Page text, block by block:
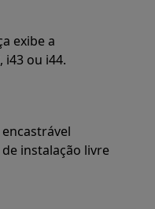
exibe a
i43 ou i44.
instalação livre